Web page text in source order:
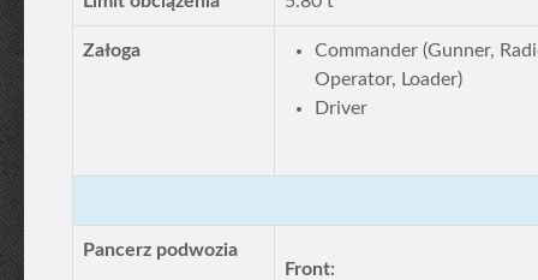
Załoga
Commander (Gunner,
Operator, Loader)
Driver
Pancerz podwozia
Front: